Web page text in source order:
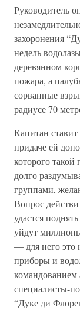
Руководитель
захоронения
недель
деревянном
пожара, а
сорванные
радиусе 70
Капитан
придаче ей
которого такой
долго
группами,
Вопрос
удастся
уйдут
— для него это
приборы и
специалисты-
“Дуке ди